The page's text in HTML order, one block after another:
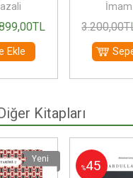
,00TL
Ekle
İmam
3.200,00
Kitapları
Yeni
%45